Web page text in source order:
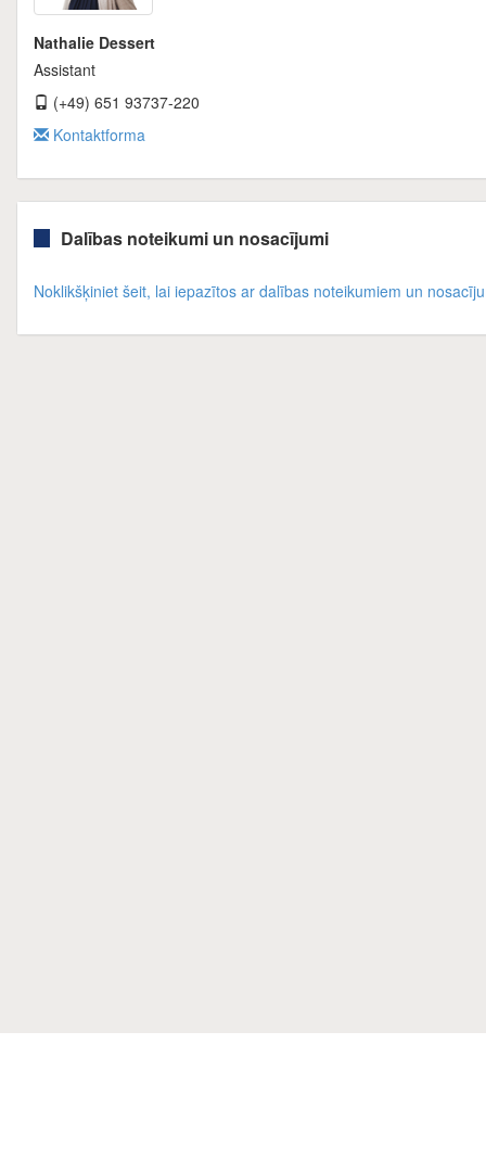
Nathalie Dessert
Assistant
(+49) 651 93737-220
Kontaktforma
Dalības noteikumi un nosacījumi
Noklikšķiniet šeit, lai iepazītos ar dalības noteikumiem un